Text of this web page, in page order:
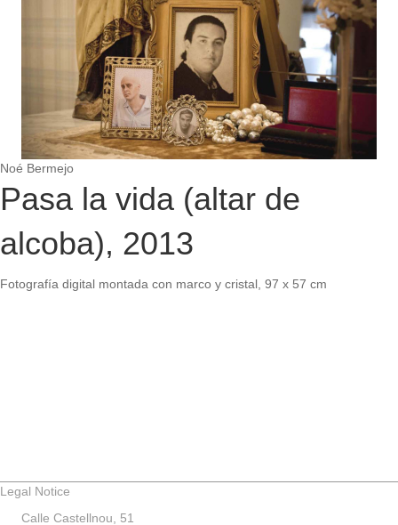
Noé Bermejo
Pasa la vida (altar de
alcoba), 2013
Fotografía digital montada con marco y cristal, 97 x 57 cm
Legal Notice
Calle Castellnou, 51